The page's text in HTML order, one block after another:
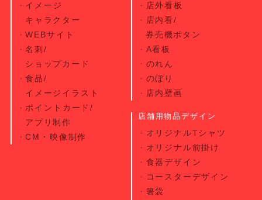
イメージ
キャラクター
WEBサイト
名刺/
ショップカード
食品/
イメージイラスト
ポイントカード/
アプリ制作
CM・映像制作
店外看板
店内看/
券売機ボタン
A看板
のれん
のぼり
店内壁画
店舗用物品デザイン
オリジナルTシャツ
オリジナル前掛け
食器デザイン
コースターデザイン
箸袋